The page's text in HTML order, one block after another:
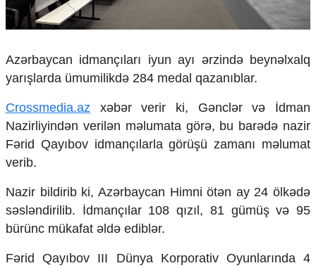
Araşdırma
Multimedia
Foto
Video
İnfoqrafika
Podcast
Humanitar
Elm və təhsil
Mədəniyyət
Yüksəliş hekayəsi
Mədəniyyətimizin Zəfəri
Zəfər Diasporu
Ailə və uşaq
Azərbaycan idmançıları iyun ayı ərzində beynəlxalq
yarışlarda ümumilikdə 284 medal qazanıblar.
Crossmedia.az xəbər verir ki, Gənclər və İdman
Nazirliyindən verilən məlumata görə, bu barədə nazir
Fərid Qayıbov idmançılarla görüşü zamanı məlumat
verib.
Nazir bildirib ki, Azərbaycan Himni ötən ay 24 ölkədə
səsləndirilib. İdmançılar 108 qızıl, 81 gümüş və 95
bürünc mükafat əldə ediblər.
Fərid Qayıbov III Dünya Korporativ Oyunlarında 4